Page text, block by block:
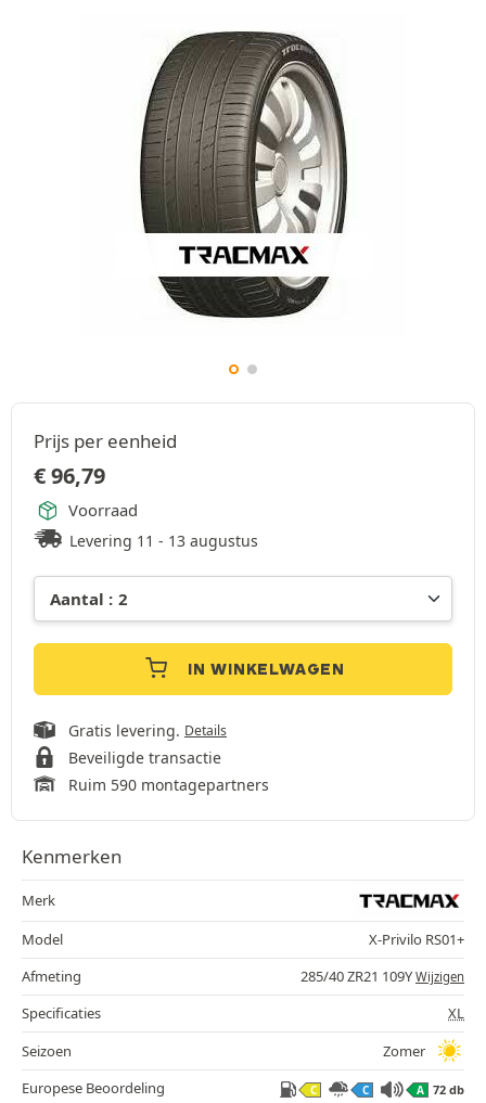
Prijs per eenheid
€96,79
Voorraad
Levering 11 - 13 augustus
IN WINKELWAGEN
Gratis levering. Details
Beveiligde transactie
Ruim 590 montagepartners
Kenmerken
Merk
Model
X-Privilo RS01+
Afmeting
285/40 ZR21 109Y Wijzigen
Specificaties
XL
Seizoen
Zomer
Europese Beoordeling
C C A 72 db